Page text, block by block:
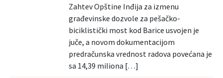
Zahtev Opštine Inđija za izmenu
građevinske dozvole za pešačko-
biciklistički most kod Barice usvojen je
juče, a novom dokumentacijom
predračunska vrednost radova povećana je
sa 14,39 miliona […]